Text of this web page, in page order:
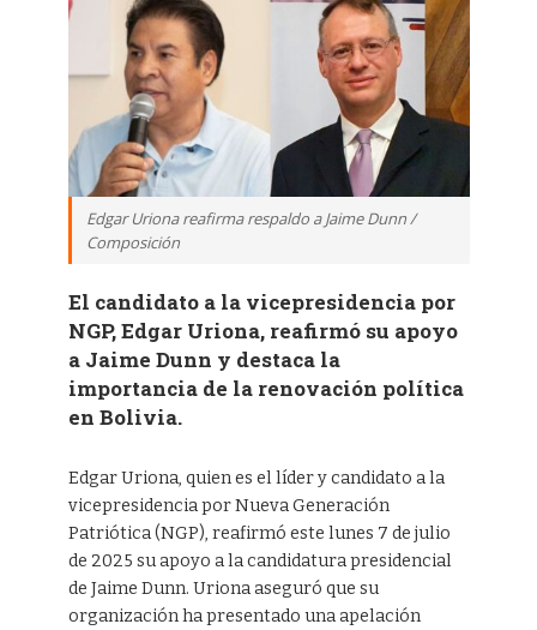
Edgar Uriona reafirma respaldo a Jaime Dunn /
Composición
El candidato a la vicepresidencia por
NGP, Edgar Uriona, reafirmó su apoyo
a Jaime Dunn y destaca la
importancia de la renovación política
en Bolivia.
Edgar Uriona, quien es el líder y candidato a la
vicepresidencia por Nueva Generación
Patriótica (NGP), reafirmó este lunes 7 de julio
de 2025 su apoyo a la candidatura presidencial
de Jaime Dunn. Uriona aseguró que su
organización ha presentado una apelación